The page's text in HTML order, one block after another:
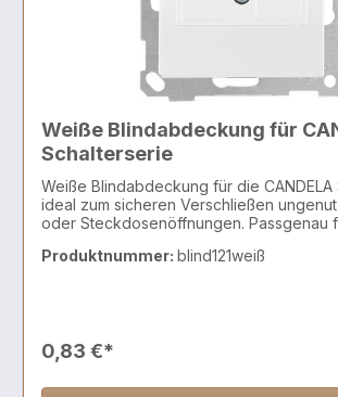
Weiße Blindabdeckung für
Schalterserie
Weiße Blindabdeckung für die
ideal zum sicheren Verschließen
oder Steckdosenöffnungen. Passgenau
ordentliche Optik.
Produktnummer: blind121weiß
0,83 €*